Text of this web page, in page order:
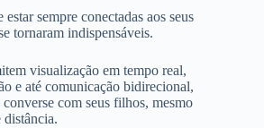
estar sempre conectadas aos seus
tornaram indispensáveis.
visualização em tempo real,
e até comunicação bidirecional,
com seus filhos, mesmo
distância.